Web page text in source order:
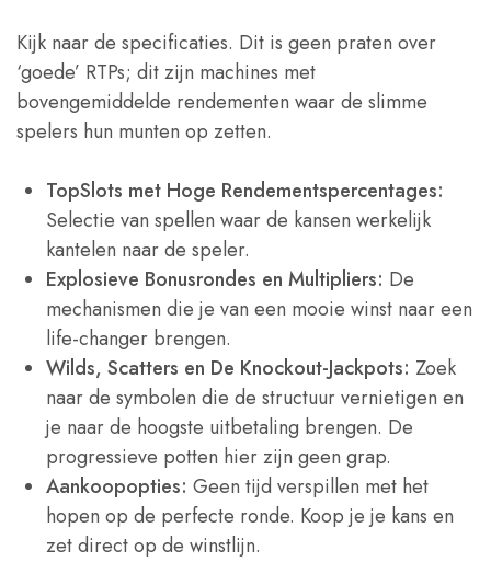
Kijk naar de specificaties. Dit is geen praten over
‘goede’ RTPs; dit zijn machines met
bovengemiddelde rendementen waar de slimme
spelers hun munten op zetten.
TopSlots met Hoge Rendementspercentages:
Selectie van spellen waar de kansen werkelijk
kantelen naar de speler.
Explosieve Bonusrondes en Multipliers: De
mechanismen die je van een mooie winst naar een
life-changer brengen.
Wilds, Scatters en De Knockout-Jackpots: Zoek
naar de symbolen die de structuur vernietigen en
je naar de hoogste uitbetaling brengen. De
progressieve potten hier zijn geen grap.
Aankoopopties: Geen tijd verspillen met het
hopen op de perfecte ronde. Koop je je kans en
zet direct op de winstlijn.